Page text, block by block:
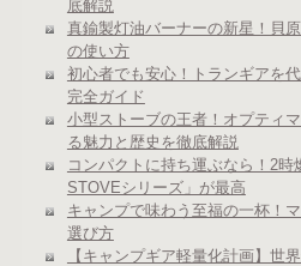
底解説
真鍮製灯油バーナーの新星！貝
の使い方
初心者でも安心！トランギアを
完全ガイド
小型ストーブの王者！オプティ
る魅力と歴史を徹底解説
コンパクトに持ち運ぶなら！2
STOVEシリーズ」が最高
キャンプで味わう至福の一杯！
選び方
【キャンプギア軽量化計画】世